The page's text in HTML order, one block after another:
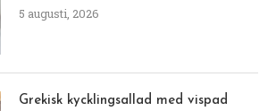
5 augusti, 2026
Grekisk kycklingsallad med vispad